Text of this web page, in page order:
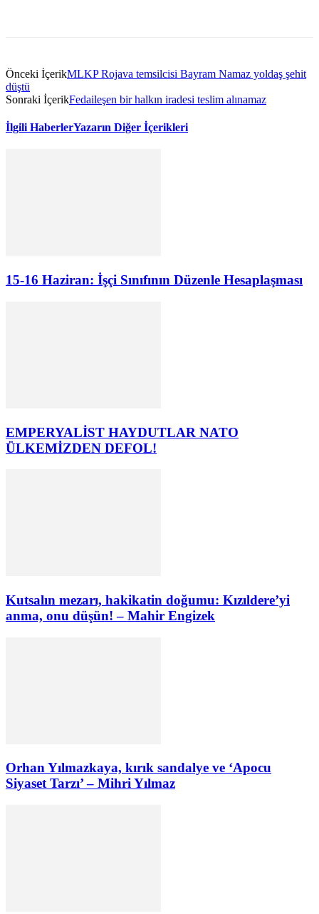
Önceki İçerikMLKP Rojava temsilcisi Bayram Namaz yoldaş şehit
düştü
Sonraki İçerikFedaileşen bir halkın iradesi teslim alınamaz
İlgili HaberlerYazarın Diğer İçerikleri
15-16 Haziran: İşçi Sınıfının Düzenle Hesaplaşması
EMPERYALİST HAYDUTLAR NATO
ÜLKEMİZDEN DEFOL!
Kutsalın mezarı, hakikatin doğumu: Kızıldere’yi
anma, onu düşün! – Mahir Engizek
Orhan Yılmazkaya, kırık sandalye ve ‘Apocu
Siyaset Tarzı’ – Mihri Yılmaz